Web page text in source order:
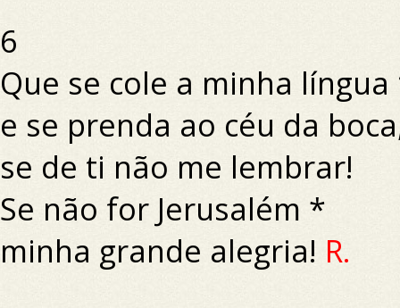
6
Que se cole a minha
e se prenda ao céu da
se de ti não me lembrar!
Se não for Jerusalém *
minha grande alegria! R.